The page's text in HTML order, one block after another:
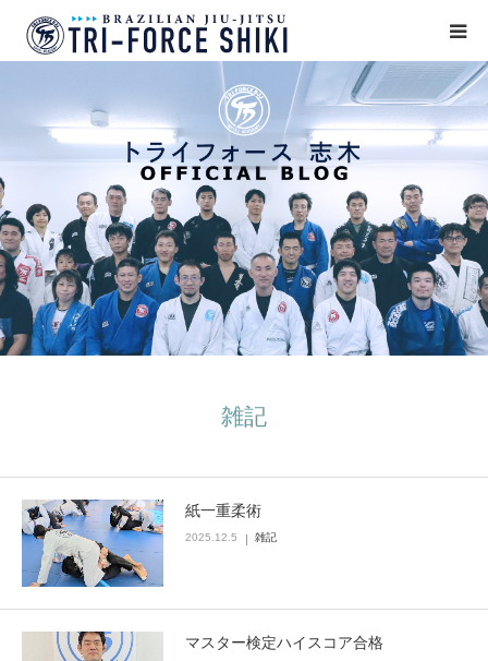
雑記
紙一重柔術
2025.12.5 雑記
マスター検定ハイスコア合格
タイムテーブル
BLOG
アクセス